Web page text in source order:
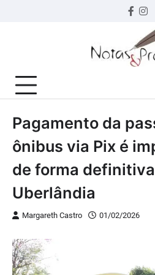
Pagamento da
ônibus via Pix é
de forma
Uberlândia
Margareth Castro 01/02/2026